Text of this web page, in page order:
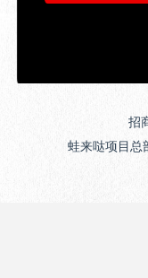
招
蛙来哒项目总